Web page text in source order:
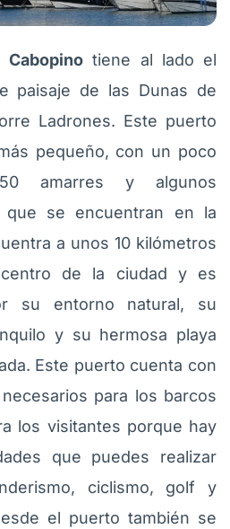
tiene al lado el
paisaje de las Dunas de
Ladrones. Este puerto
pequeño, con un poco
amarres y algunos
que se encuentran en la
a unos 10 kilómetros
de la ciudad y es
su entorno natural, su
y su hermosa playa
Este puerto cuenta con
para los barcos
los visitantes porque hay
que puedes realizar
ciclismo, golf y
el puerto también se